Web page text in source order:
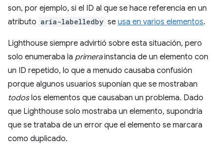
son, por ejemplo, si el ID al que se hace referencia en un
atributo aria-labelledby se usa en varios elementos.
Lighthouse siempre advirtió sobre esta situación, pero
solo enumeraba la primerainstancia de un elemento con
un ID repetido, lo que a menudo causaba confusión
porque algunos usuarios suponían que se mostraban
todoslos elementos que causaban un problema. Dado
que Lighthouse solo mostraba un elemento, supondría
que se trataba de un error que el elemento se marcara
como duplicado.